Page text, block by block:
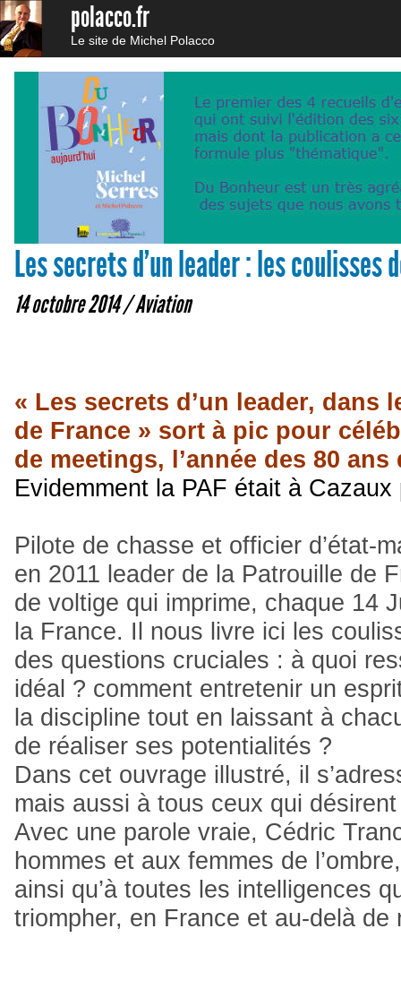
polacco.fr
Le site de Michel Polacco
Les secrets d’un leader : les coulisses
14 octobre 2014 /Aviation
« Les secrets d’un leader, dans
de France » sort à pic pour
de meetings, l’année des 80
Evidemment la PAF était à
Pilote de chasse et officier d’état-
en 2011 leader de la Patrouille de
de voltige qui imprime, chaque 14
la France. Il nous livre ici les
des questions cruciales : à quoi
idéal ? comment entretenir un
la discipline tout en laissant à
de réaliser ses potentialités ?
Dans cet ouvrage illustré, il
mais aussi à tous ceux qui
Avec une parole vraie, Cédric
hommes et aux femmes de
ainsi qu’à toutes les intelligences
triompher, en France et au-delà de